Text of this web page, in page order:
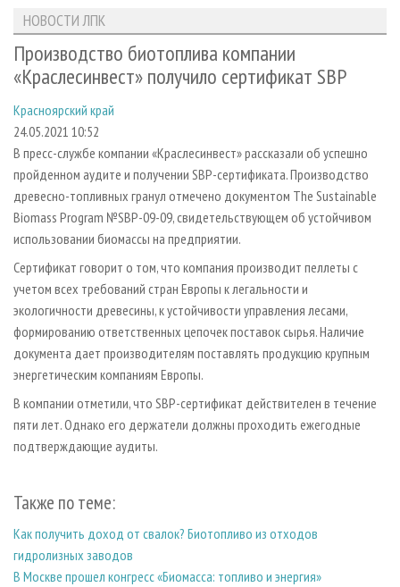
ЛЕСОЗАГОТОВКА
ЛЕСОПИЛЕНИЕ
СУШКА ДРЕВЕСИНЫ
ПРОИЗВОДСТВО ДРЕВЕСНЫХ ПЛИТ
ДЕРЕВЯННОЕ ДОМОСТРОЕНИЕ
ПРОИЗВОДСТВО МЕБЕЛИ
БИОЭНЕРГЕТИКА
ЦБП
ИНСТРУМЕНТ И МАТЕРИАЛЫ
НОВОСТИ ЛПК
НОВОСТИ ЖУРНАЛА
ПРОЕКТЫ ЛПИ
АНАЛИТИКА
ПРЕДПРИЯТИЯ ЛПК
ПЕРСОНЫ
МОБИЛЬНЫЕ ВЫСТАВКИ
ОФИЦИАЛЬНЫЕ ДЕЛЕГАЦИИ
ПРИОРИТЕТНЫЕ ИНВЕСТПРОЕКТЫ
RUSSIAN FORESTRY REVIEW
ГАЗЕТА ЛЕСПРОМФОРУМ
БИБЛИОТЕКА СПЕЦИАЛИСТА
АРХИВ ЖУРНАЛОВ
О ЖУРНАЛЕ
ПОДПИСКА
КОНТАКТЫ
РЕКЛАМОДАТЕЛЯМ
РЕКЛАМА
РЕКЛАМА НА САЙТЕ
НОВОСТИ ЛПК
Производство биотоплива компании
«Краслесинвест» получило сертификат SBP
Красноярский край
24.05.2021 10:52
В пресс-службе компании «Краслесинвест» рассказали об успешно
пройденном аудите и получении SBP-сертификата. Производство
древесно-топливных гранул отмечено документом The Sustainable
Biomass Program №SBP-09-09, свидетельствующем об устойчивом
использовании биомассы на предприятии.
Сертификат говорит о том, что компания производит пеллеты с
учетом всех требований стран Европы к легальности и
экологичности древесины, к устойчивости управления лесами,
формированию ответственных цепочек поставок сырья. Наличие
документа дает производителям поставлять продукцию крупным
энергетическим компаниям Европы.
В компании отметили, что SBP-сертификат действителен в течение
пяти лет. Однако его держатели должны проходить ежегодные
подтверждающие аудиты.
Также по теме:
Как получить доход от свалок? Биотопливо из отходов
гидролизных заводов
В Москве прошел конгресс «Биомасса: топливо и энергия»